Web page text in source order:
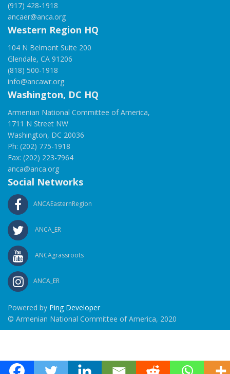
(917) 428-1918
ancaer@anca.org
Western Region HQ
104 N Belmont Suite 200
Glendale, CA 91206
(818) 500-1918
info@ancawr.org
Washington, DC HQ
Armenian National Committee of America,
1711 N Street NW
Washington, DC 20036
Ph: (202) 775-1918
Fax: (202) 223-7964
anca@anca.org
Social Networks
ANCAEasternRegion
ANCA_ER
ANCAgrassroots
ANCA_ER
Powered by Ping Developer
© Armenian National Committee of America, 2020